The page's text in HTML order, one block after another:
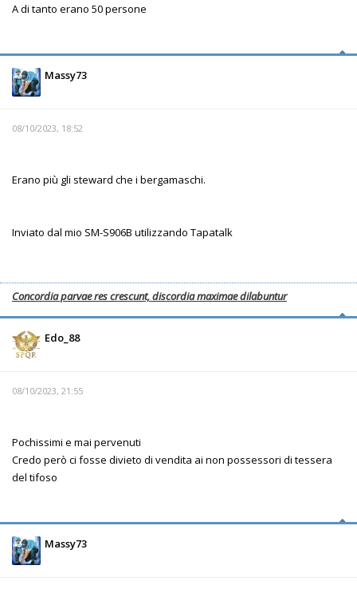
A di tanto erano 50 persone
Massy73
08/10/2023, 18:52
Erano più gli steward che i bergamaschi.
Inviato dal mio SM-S906B utilizzando Tapatalk
Concordia parvae res crescunt, discordia maximae dilabuntur
Edo_88
08/10/2023, 21:55
Pochissimi e mai pervenuti
Credo però ci fosse divieto di vendita ai non possessori di tessera
del tifoso
Massy73